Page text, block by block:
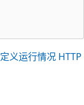
定义运行情况 HTTP